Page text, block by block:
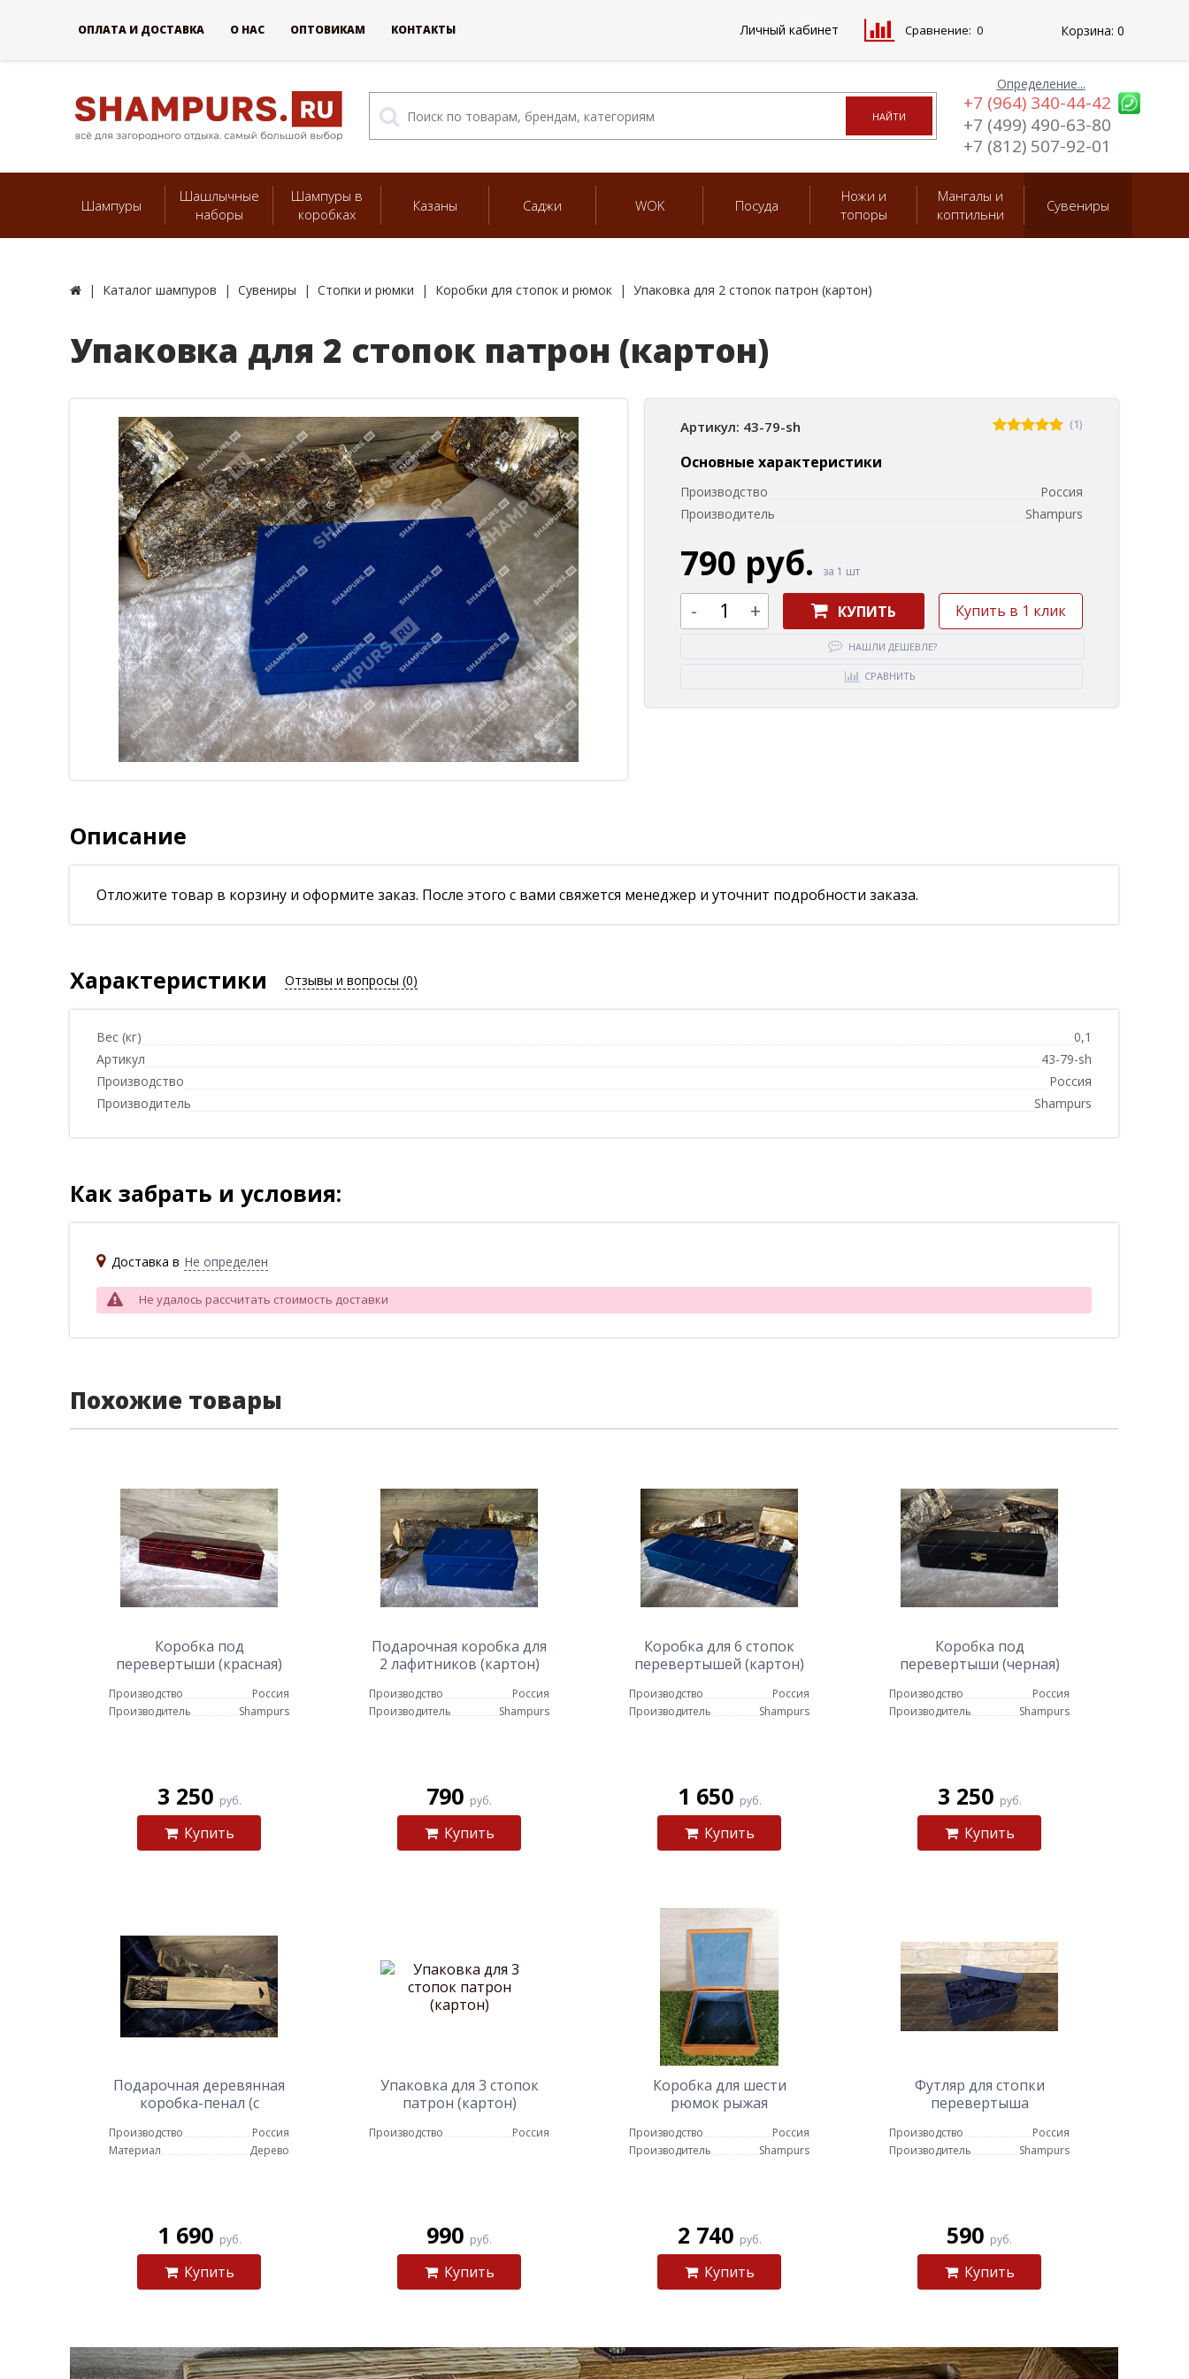
Определение...
+7 (964) 340-44-42
+7 (499) 490-63-80
+7 (812) 507-92-01
Шампуры
Шашлычные
наборы
Шампуры в
коробках
Казаны Саджи WOK Посуда
Ножи и
топоры
Мангалы и
коптильни
Сувениры
Каталог шампуров Сувениры Стопки и рюмки Коробки для стопок и рюмок Упаковка для 2 стопок патрон (картон)
Упаковка для 2 стопок патрон (картон)
Артикул: 43-79-sh (1)
Основные характеристики
Производство
Россия
Производитель
Shampurs
790 руб. за 1 шт
- + КУПИТЬ Купить в 1 клик
НАШЛИ ДЕШЕВЛЕ?
СРАВНИТЬ
Описание
Отложите товар в корзину и оформите заказ. После этого с вами свяжется менеджер и уточнит подробности заказа.
Характеристики Отзывы и вопросы (0)
Вес (кг)
0,1
Артикул
43-79-sh
Производство
Россия
Производитель
Shampurs
Как забрать и условия:
Доставка в Не определен
Не удалось рассчитать стоимость доставки
Похожие товары
Коробка под
перевертыши (красная)
Производство
Россия
Производитель
Shampurs
3 250 руб.
Купить
Подарочная коробка для
2 лафитников (картон)
Производство
Россия
Производитель
Shampurs
790 руб.
Купить
Коробка для 6 стопок
перевертышей (картон)
Производство
Россия
Производитель
Shampurs
1 650 руб.
Купить
Коробка под
перевертыши (черная)
Производство
Россия
Производитель
Shampurs
3 250 руб.
Купить
Подарочная деревянная
коробка-пенал (с
Производство
Россия
Материал
Дерево
1 690 руб.
Купить
Упаковка для 3 стопок
патрон (картон)
Производство Россия
990 руб.
Купить
Коробка для шести
рюмок рыжая
Производство
Россия
Производитель
Shampurs
2 740 руб.
Купить
Футляр для стопки
перевертыша
Производство
Россия
Производитель
Shampurs
590 руб.
Купить
ОПЛАТА И ДОСТАВКА О НАС ОПТОВИКАМ КОНТАКТЫ Личный кабинет Сравнение: 0 Корзина: 0